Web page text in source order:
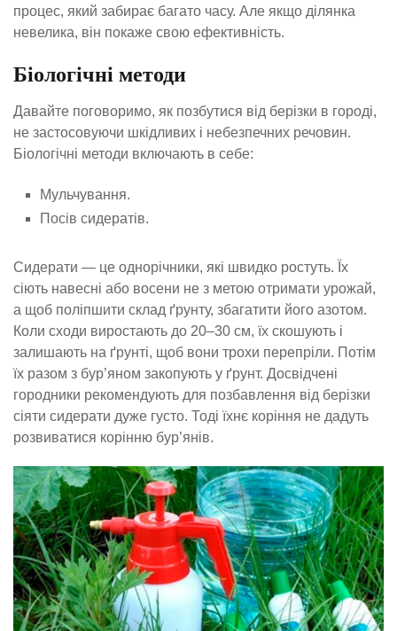
процес, який забирає багато часу. Але якщо ділянка
невелика, він покаже свою ефективність.
Біологічні методи
Давайте поговоримо, як позбутися від берізки в городі,
не застосовуючи шкідливих і небезпечних речовин.
Біологічні методи включають в себе:
Мульчування.
Посів сидератів.
Сидерати — це однорічники, які швидко ростуть. Їх
сіють навесні або восени не з метою отримати урожай,
а щоб поліпшити склад ґрунту, збагатити його азотом.
Коли сходи виростають до 20–30 см, їх скошують і
залишають на ґрунті, щоб вони трохи перепріли. Потім
їх разом з бур’яном закопують у ґрунт. Досвідчені
городники рекомендують для позбавлення від берізки
сіяти сидерати дуже густо. Тоді їхнє коріння не дадуть
розвиватися корінню бур’янів.